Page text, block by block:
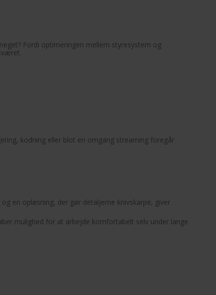
Fordi optimeringen mellem styresystem og
kodning eller blot en omgang streaming foregår
en opløsning, der gør detaljerne knivskarpe, giver
mulighed for at arbejde komfortabelt selv under lange